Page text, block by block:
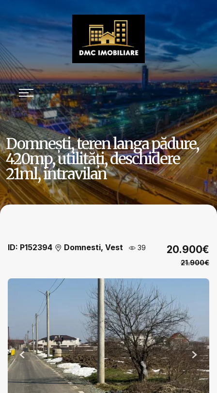
Domnești, teren langa pădure,
420mp, utilități, deschidere
21ml, intravilan
ID: P152394 Domnesti, Vest 39 20.900€
21.900€
Previous Next